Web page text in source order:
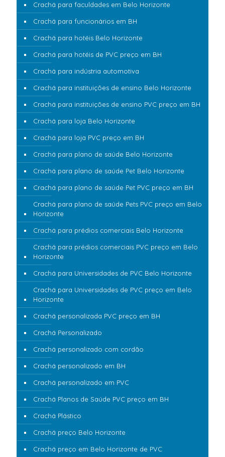
Crachá para faculdades em Belo Horizonte
Crachá para funcionários em BH
Crachá para hotéis Belo Horizonte
Crachá para hotéis de PVC preço em BH
Crachá para indústria automotiva
Crachá para instituições de ensino Belo Horizonte
Crachá para instituições de ensino PVC preço em BH
Crachá para loja Belo Horizonte
Crachá para loja PVC preço em BH
Crachá para plano de saúde Belo Horizonte
Crachá para plano de saúde Pet Belo Horizonte
Crachá para plano de saúde Pet PVC preço em BH
Crachá para plano de saúde Pets PVC preço em Belo
Horizonte
Crachá para prédios comerciais Belo Horizonte
Crachá para prédios comerciais PVC preço em Belo
Horizonte
Crachá para Universidades de PVC Belo Horizonte
Crachá para Universidades de PVC preço em Belo
Horizonte
Crachá personalizada PVC preço em BH
Crachá Personalizado
Crachá personalizado com cordão
Crachá personalizado em BH
Crachá personalizado em PVC
Crachá Planos de Saúde PVC preço em BH
Crachá Plástico
Crachá preço Belo Horizonte
Crachá preço em Belo Horizonte de PVC